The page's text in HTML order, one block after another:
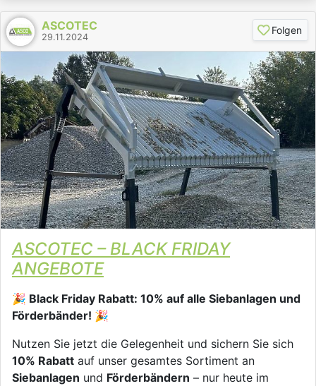
ASCOTEC
29.11.2024
Folgen
ASCOTEC – BLACK FRIDAY
ANGEBOTE
🎉 Black Friday Rabatt: 10% auf alle Siebanlagen und
Förderbänder! 🎉
Nutzen Sie jetzt die Gelegenheit und sichern Sie sich
10% Rabatt auf unser gesamtes Sortiment an
Siebanlagen und Förderbändern – nur heute im